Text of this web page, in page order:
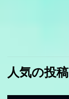
人気の投稿